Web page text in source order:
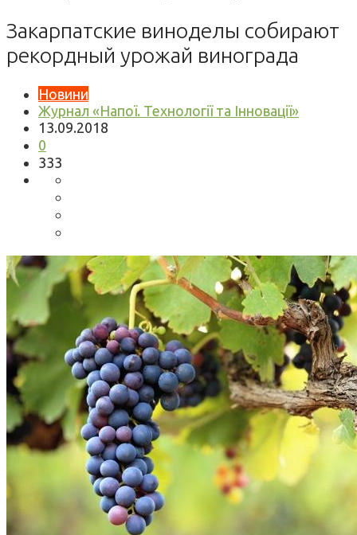
Закарпатские виноделы собирают
рекордный урожай винограда
Новини
Журнал «Напої. Технології та Інновації»
13.09.2018
0
333